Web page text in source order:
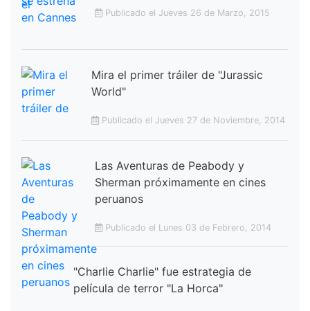
Publicado el Jueves 26 de Marzo, 2015
Mira el primer tráiler de "Jurassic
World"
Publicado el Jueves 27 de Noviembre, 2014
Las Aventuras de Peabody y
Sherman próximamente en cines
peruanos
Publicado el Lunes 03 de Febrero, 2014
"Charlie Charlie" fue estrategia de
película de terror "La Horca"